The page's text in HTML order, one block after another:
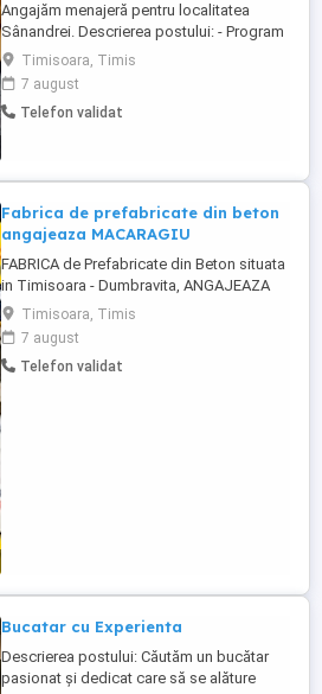
Angajăm menajeră pentru localitatea
Sânandrei. Descrierea postului: - Program
de lucru: 8 ore zi de Luni până Vineri -
Salarizare deosebita: 7500 lei luna Cerințe:
- Domiciliu stabil în localitatea Sânandrei
sau zone apropiate (ex: Timișoara- Zona
Timisoara, Timis
7 august
Telefon validat
Fabrica de prefabricate din beton
angajeaza MACARAGIU
FABRICA de Prefabricate din Beton situata
in Timisoara - Dumbravita, ANGAJEAZA
MACARAGII POD RULANT cu calificare
macaragiu grupa E + autorizatie Iscir
valabila!!! - Salariul intre 7000- 7500 lei NET
- Ore suplimentare plătite - Loc de muncă
Timisoara, Timis
7 august
Telefon validat
Bucatar cu Experienta
Descrierea postului: Căutăm un bucătar
pasionat și dedicat care să se alăture